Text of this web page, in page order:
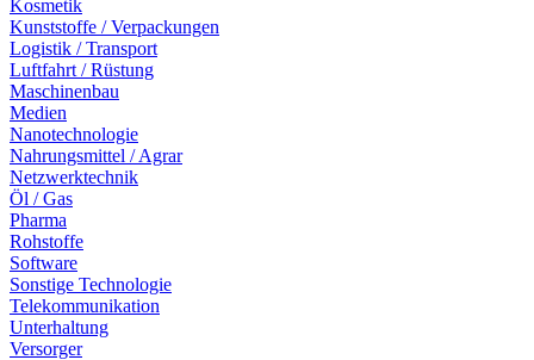
Kosmetik
Kunststoffe / Verpackungen
Logistik / Transport
Luftfahrt / Rüstung
Maschinenbau
Medien
Nanotechnologie
Nahrungsmittel / Agrar
Netzwerktechnik
Öl / Gas
Pharma
Rohstoffe
Software
Sonstige Technologie
Telekommunikation
Unterhaltung
Versorger